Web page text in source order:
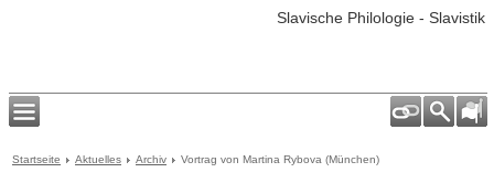
Slavische Philologie - Slavistik
Startseite Aktuelles Archiv Vortrag von Martina Rybova (München)